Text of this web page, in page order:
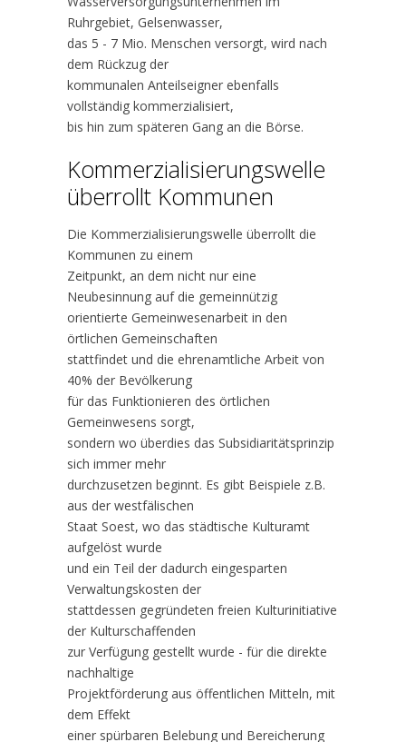
Ruhrgebiet, Gelsenwasser,
das 5 - 7 Mio. Menschen versorgt, wird nach
dem Rückzug der
kommunalen Anteilseigner ebenfalls
vollständig kommerzialisiert,
bis hin zum späteren Gang an die Börse.
Kommerzialisierungswelle
überrollt Kommunen
Die Kommerzialisierungswelle überrollt die
Kommunen zu einem
Zeitpunkt, an dem nicht nur eine
Neubesinnung auf die gemeinnützig
orientierte Gemeinwesenarbeit in den
örtlichen Gemeinschaften
stattfindet und die ehrenamtliche Arbeit von
40% der Bevölkerung
für das Funktionieren des örtlichen
Gemeinwesens sorgt,
sondern wo überdies das Subsidiaritätsprinzip
sich immer mehr
durchzusetzen beginnt. Es gibt Beispiele z.B.
aus der westfälischen
Staat Soest, wo das städtische Kulturamt
aufgelöst wurde
und ein Teil der dadurch eingesparten
Verwaltungskosten der
stattdessen gegründeten freien Kulturinitiative
der Kulturschaffenden
zur Verfügung gestellt wurde - für die direkte
nachhaltige
Projektförderung aus öffentlichen Mitteln, mit
dem Effekt
einer spürbaren Belebung und Bereicherung